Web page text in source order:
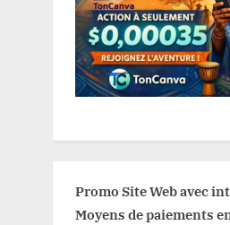
Promo Site Web avec
Moyens de paiements